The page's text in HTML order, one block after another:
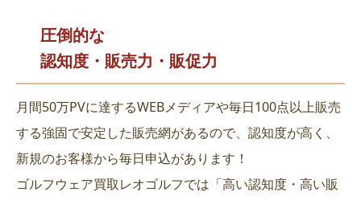
圧倒的な
認知度・販売力・販促力
月間50万PVに達するWEBメディアや毎日100点以上販売
する強固で安定した販売網があるので、認知度が高く、
新規のお客様から毎日申込があります！
ゴルフウェア買取レオゴルフでは「高い認知度・高い販